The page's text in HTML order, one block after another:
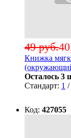
49 руб.
Книжка
Осталось 3
Стандарт: 1 /
Код: 427055